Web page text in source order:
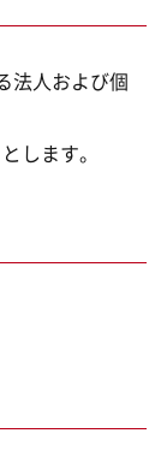
法人および個
します。